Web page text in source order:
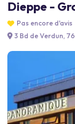
Dieppe -
Pas encore d'avis
3 Bd de Verdun,